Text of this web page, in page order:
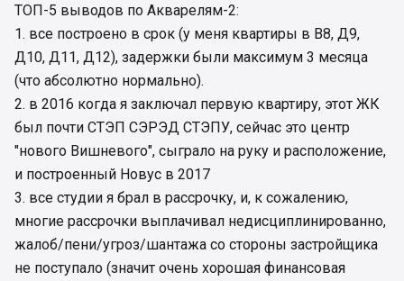
ТОП-5 выводов по Акварелям-2:
1. все построено в срок (у меня квартиры в В8, Д9,
Д10, Д11, Д12), задержки были максимум 3 месяца
(что абсолютно нормально).
2. в 2016 когда я заключал первую квартиру, этот ЖК
был почти СТЭП СЭРЭД СТЭПУ, сейчас это центр
"нового Вишневого", сыграло на руку и расположение,
и построенный Новус в 2017
3. все студии я брал в рассрочку, и, к сожалению,
многие рассрочки выплачивал недисциплинированно,
жалоб/пени/угроз/шантажа со стороны застройщика
не поступало (значит очень хорошая финансовая